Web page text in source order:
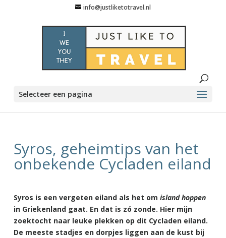
info@justliketotravel.nl
Selecteer een pagina
Syros, geheimtips van het
onbekende Cycladen eiland
Syros is een vergeten eiland als het om island hoppen
in Griekenland gaat. En dat is zó zonde. Hier mijn
zoektocht naar leuke plekken op dit Cycladen eiland.
De meeste stadjes en dorpjes liggen aan de kust bij